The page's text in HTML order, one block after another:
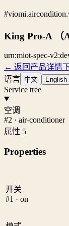
King Pro-A （
urn:miot-spec-
← 返回产品详情
语言 中文 English
Service tree
空调
#2 · air-conditioner
属性 5
Properties
开关
#1 · on